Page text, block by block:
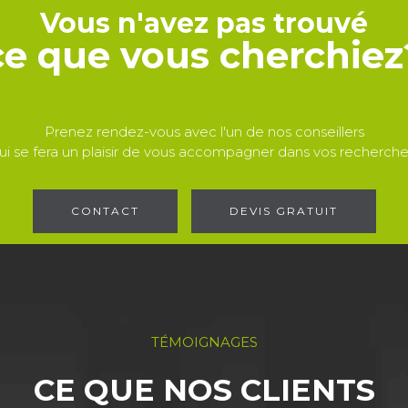
Vous n'avez pas trouvé
que vous
Prenez rendez-vous avec l'un de nos conseillers
se fera un plaisir de vous accompagner dans vos
CONTACT DEVIS GRATUIT
TÉMOIGNAGES
CE QUE NOS CLIENTS